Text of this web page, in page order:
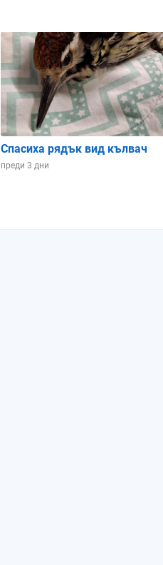
0.88 0.92
Спасиха рядък вид кълвач
преди 3 дни